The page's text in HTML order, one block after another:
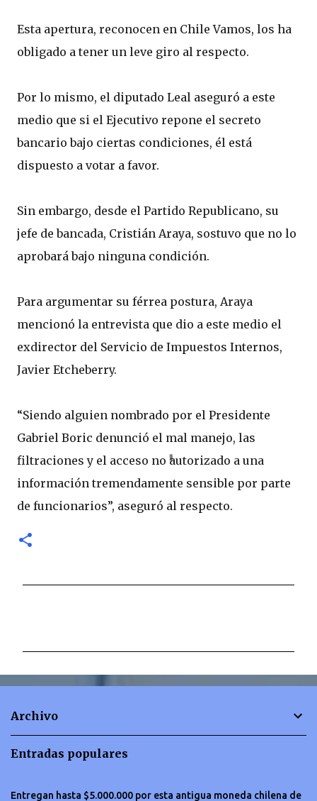
Esta apertura, reconocen en Chile Vamos, los ha
obligado a tener un leve giro al respecto.
Por lo mismo, el diputado Leal aseguró a este
medio que si el Ejecutivo repone el secreto
bancario bajo ciertas condiciones, él está
dispuesto a votar a favor.
Sin embargo, desde el Partido Republicano, su
jefe de bancada, Cristián Araya, sostuvo que no lo
aprobará bajo ninguna condición.
Para argumentar su férrea postura, Araya
mencionó la entrevista que dio a este medio el
exdirector del Servicio de Impuestos Internos,
Javier Etcheberry.
“Siendo alguien nombrado por el Presidente
Gabriel Boric denunció el mal manejo, las
filtraciones y el acceso no autorizado a una
información tremendamente sensible por parte
de funcionarios”, aseguró al respecto.
n
Archivo
Entradas populares
Entregan hasta $5.000.000 por esta antigua moneda chilena de